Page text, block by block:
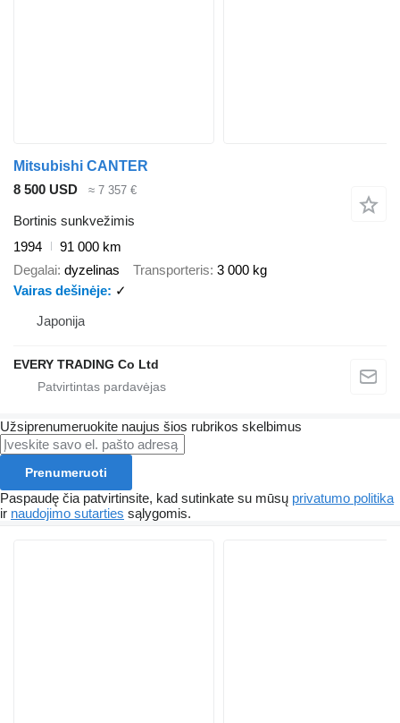
Mitsubishi CANTER
8 500 USD
≈ 7 357 €
Bortinis sunkvežimis
1994
91 000 km
Degalai dyzelinas Transporteris 3 000 kg
Vairas dešinėje
✓
Japonija
EVERY TRADING Co Ltd
Užsiprenumeruokite naujus šios rubrikos skelbimus
Prenumeruoti
Paspaudę čia patvirtinsite, kad sutinkate su mūsų privatumo politika
ir naudojimo sutarties sąlygomis.